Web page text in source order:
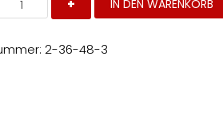
IN DEN WARENKORB
2-36-48-3